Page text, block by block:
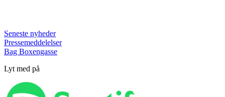
Seneste nyheder
Pressemeddelelser
Bag Boxengasse
Lyt med på